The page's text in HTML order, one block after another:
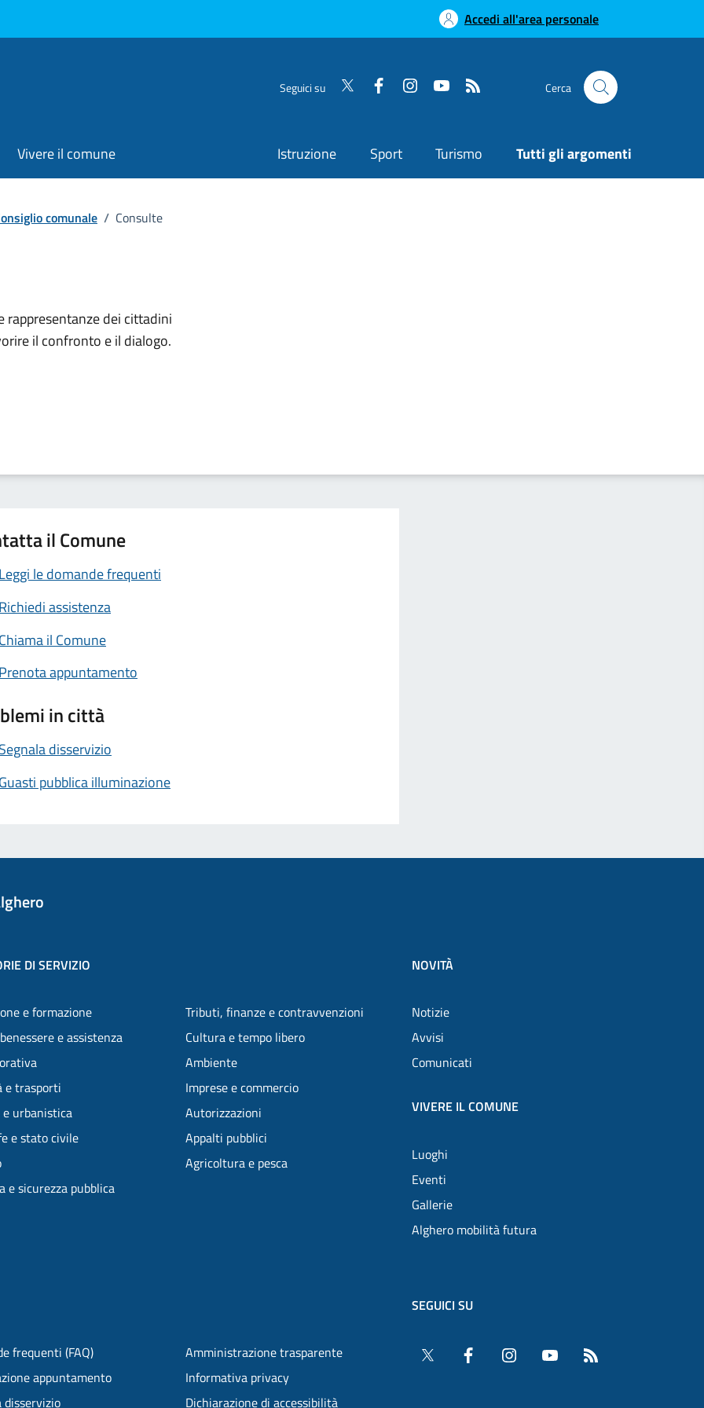
Accedi all'area personale
Seguici su Cerca
Vivere il comune Istruzione Sport Turismo Tutti gli argomenti
comunale / Consulte
dei cittadini
il confronto e il dialogo.
il Comune
le domande frequenti
assistenza
il Comune
appuntamento
in città
disservizio
pubblica illuminazione
DI SERVIZIO
e formazione
e assistenza
e trasporti
urbanistica
e stato civile
e sicurezza pubblica
Tributi, finanze e contravvenzioni
Cultura e tempo libero
Ambiente
Imprese e commercio
Autorizzazioni
Appalti pubblici
Agricoltura e pesca
NOVITÀ
Notizie
Avvisi
Comunicati
VIVERE IL COMUNE
Luoghi
Eventi
Gallerie
Alghero mobilità futura
frequenti (FAQ)
appuntamento
disservizio
Amministrazione trasparente
Informativa privacy
Dichiarazione di accessibilità
SEGUICI SU
Twitter Facebook InstagramYouTube